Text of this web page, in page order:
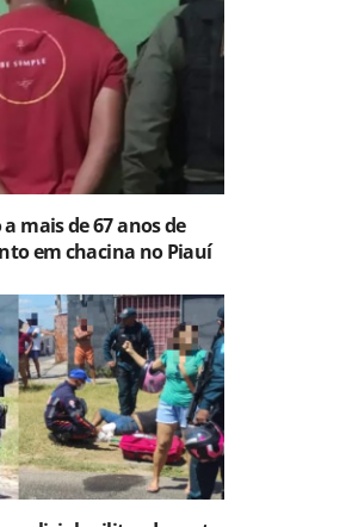
mais de 67 anos de
em chacina no Piauí